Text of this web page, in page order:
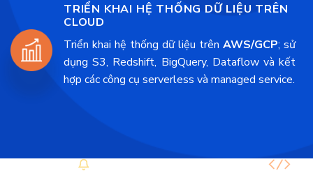
TRIỂN KHAI HỆ THỐNG DỮ LIỆU TRÊN
CLOUD
Triển khai hệ thống dữ liệu trên AWS/GCP; sử
dụng S3, Redshift, BigQuery, Dataflow và kết
hợp các công cụ serverless và managed service.